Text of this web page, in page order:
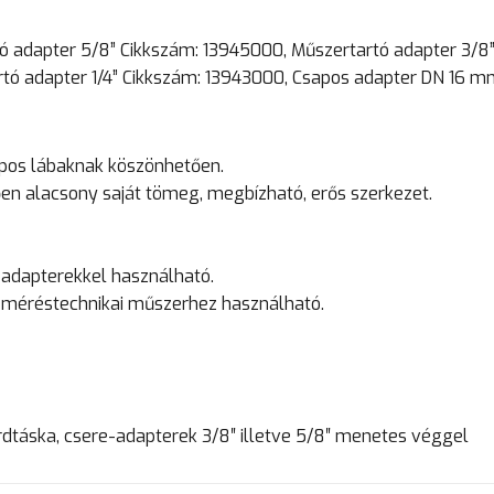
5/8” Cikkszám: 13945000, Műszertartó adapter 3/
1/4” Cikkszám: 13943000, Csapos adapter DN 16
lábaknak köszönhetően.
alacsony saját tömeg, megbízható, erős szerkezet.
használható.
műszerhez használható.
csere-adapterek 3/8″ illetve 5/8″ menetes véggel